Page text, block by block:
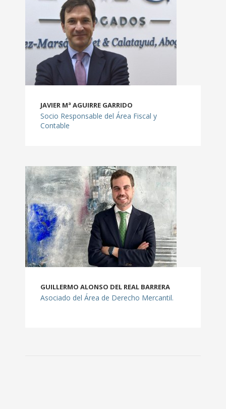
- NO RESIDENTES
CONTACTO
TRABAJA CON NOSOTROS
JAVIER Mª AGUIRRE GARRIDO
Socio Responsable del Área Fiscal y
Contable
GUILLERMO ALONSO DEL REAL BARRERA
Asociado del Área de Derecho Mercantil.